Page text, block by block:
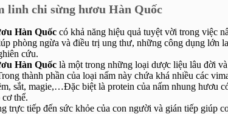
linh chi sừng hươu Hàn Quốc
Hàn Quốc có khả năng hiệu quả tuyệt vời trong việc
phòng ngừa và điều trị ung thư, những công dụng lớn
cứu.
Hàn Quốc là một trong những loại dược liệu lâu đời
thành phần của loại nấm này chứa khá nhiều các
sắt, magie,…Đặc biệt là protein của nấm nhung hươu
thể.
trực tiếp đến sức khỏe của con người và gián tiếp giúp